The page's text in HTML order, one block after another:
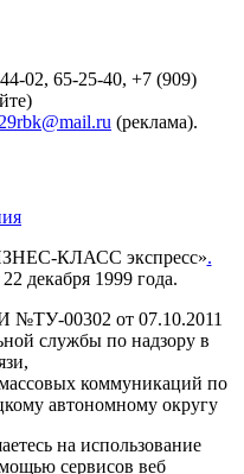
02, 65-25-40, +7 (909)
29rbk@mail.ru (реклама).
КЛАСС экспресс».
декабря 1999 года.
№ТУ-00302 от 07.10.2011
службы по надзору в
коммуникаций по
автономному округу
на использование
сервисов веб